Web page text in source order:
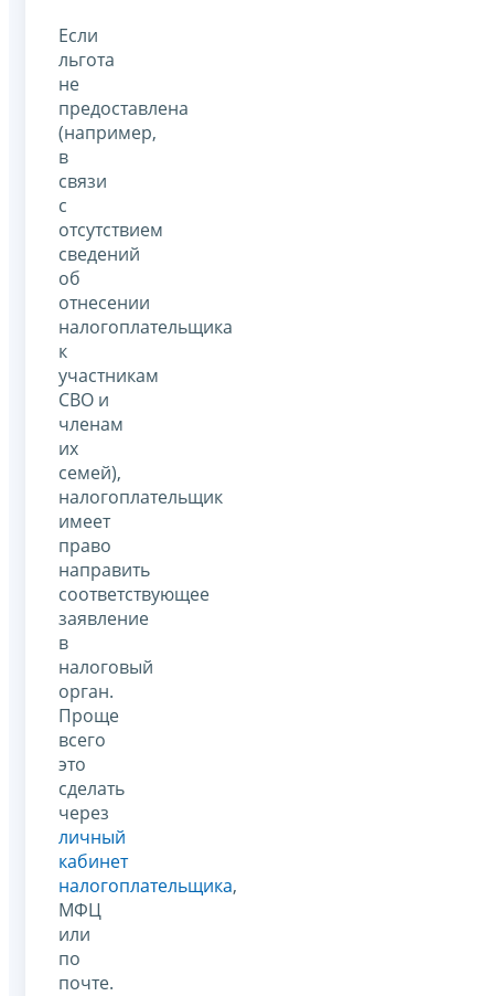
Если
льгота
не
предоставлена
(например,
в
связи
с
отсутствием
сведений
об
отнесении
налогоплательщика
к
участникам
СВО и
членам
их
семей),
налогоплательщик
имеет
право
направить
соответствующее
заявление
в
налоговый
орган.
Проще
всего
это
сделать
через
личный
кабинет
налогоплательщика,
МФЦ
или
по
почте.